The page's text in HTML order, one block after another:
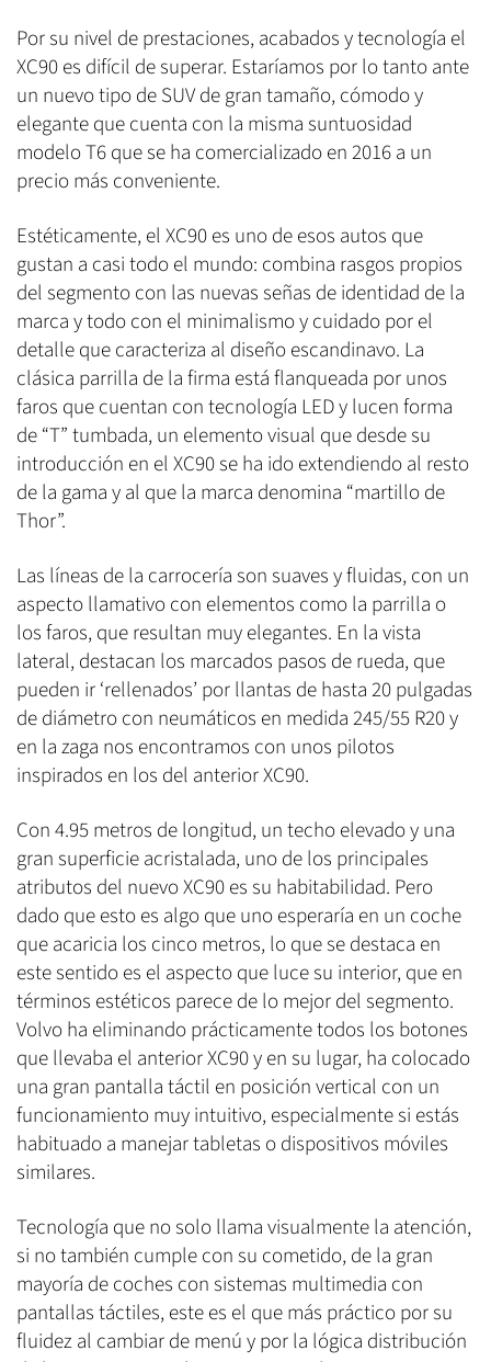
Por su nivel de prestaciones, acabados y tecnología el
XC90 es difícil de superar. Estaríamos por lo tanto ante
un nuevo tipo de SUV de gran tamaño, cómodo y
elegante que cuenta con la misma suntuosidad
modelo T6 que se ha comercializado en 2016 a un
precio más conveniente.
Estéticamente, el XC90 es uno de esos autos que
gustan a casi todo el mundo: combina rasgos propios
del segmento con las nuevas señas de identidad de la
marca y todo con el minimalismo y cuidado por el
detalle que caracteriza al diseño escandinavo. La
clásica parrilla de la firma está flanqueada por unos
faros que cuentan con tecnología LED y lucen forma
de “T” tumbada, un elemento visual que desde su
introducción en el XC90 se ha ido extendiendo al resto
de la gama y al que la marca denomina “martillo de
Thor”.
Las líneas de la carrocería son suaves y fluidas, con un
aspecto llamativo con elementos como la parrilla o
los faros, que resultan muy elegantes. En la vista
lateral, destacan los marcados pasos de rueda, que
pueden ir ‘rellenados’ por llantas de hasta 20 pulgadas
de diámetro con neumáticos en medida 245/55 R20 y
en la zaga nos encontramos con unos pilotos
inspirados en los del anterior XC90.
Con 4.95 metros de longitud, un techo elevado y una
gran superficie acristalada, uno de los principales
atributos del nuevo XC90 es su habitabilidad. Pero
dado que esto es algo que uno esperaría en un coche
que acaricia los cinco metros, lo que se destaca en
este sentido es el aspecto que luce su interior, que en
términos estéticos parece de lo mejor del segmento.
Volvo ha eliminando prácticamente todos los botones
que llevaba el anterior XC90 y en su lugar, ha colocado
una gran pantalla táctil en posición vertical con un
funcionamiento muy intuitivo, especialmente si estás
habituado a manejar tabletas o dispositivos móviles
similares.
Tecnología que no solo llama visualmente la atención,
si no también cumple con su cometido, de la gran
mayoría de coches con sistemas multimedia con
pantallas táctiles, este es el que más práctico por su
fluidez al cambiar de menú y por la lógica distribución